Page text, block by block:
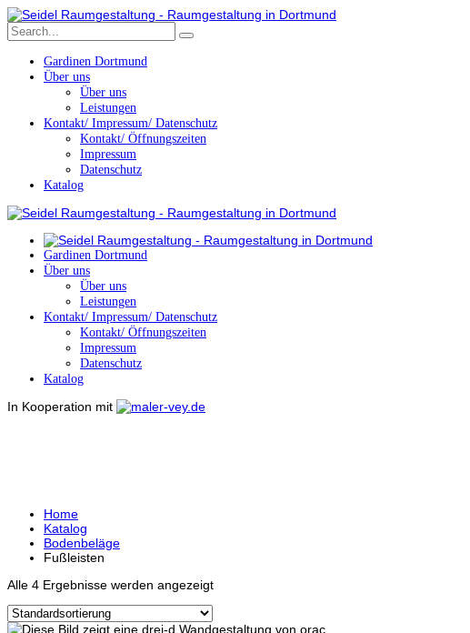
Gardinen Dortmund
Über uns
Über uns
Leistungen
Kontakt/ Impressum/ Datenschutz
Kontakt/ Öffnungszeiten
Impressum
Datenschutz
Katalog
Gardinen Dortmund
Über uns
Über uns
Leistungen
Kontakt/ Impressum/ Datenschutz
Kontakt/ Öffnungszeiten
Impressum
Datenschutz
Katalog
In Kooperation mit
Home
Katalog
Bodenbeläge
Fußleisten
Alle 4 Ergebnisse werden angezeigt